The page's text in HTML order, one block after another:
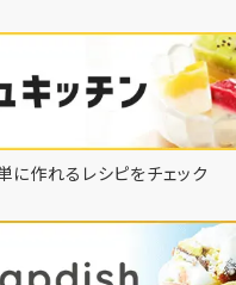
に作れるレシピをチェック